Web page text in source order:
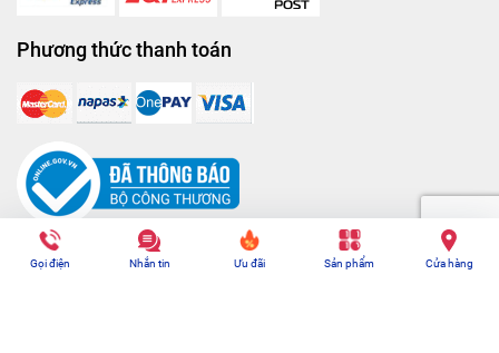
Phương thức thanh toán
© Bản quyền thuộc về Nhà sách ôn luyện | Cung cấp bởi Sapo
Sản phẩm Cửa hàng
Gọi điện Nhắn tin Ưu đãi